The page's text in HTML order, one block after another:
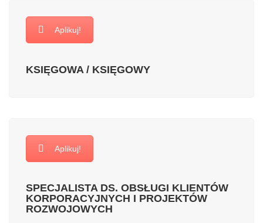
Aplikuj!
KSIĘGOWA / KSIĘGOWY
Aplikuj!
SPECJALISTA DS. OBSŁUGI KLIENTÓW
KORPORACYJNYCH I PROJEKTÓW
ROZWOJOWYCH